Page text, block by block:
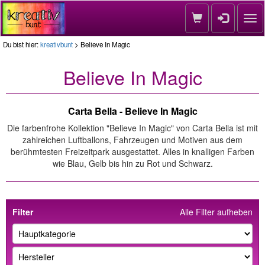
Du bist hier:kreativbunt > Believe In Magic
Believe In Magic
Carta Bella - Believe In Magic
Die farbenfrohe Kollektion "Believe In Magic" von Carta Bella ist mit
zahlreichen Luftballons, Fahrzeugen und Motiven aus dem
berühmtesten Freizeitpark ausgestattet. Alles in knalligen Farben
wie Blau, Gelb bis hin zu Rot und Schwarz.
Alle Filter aufheben
Filter